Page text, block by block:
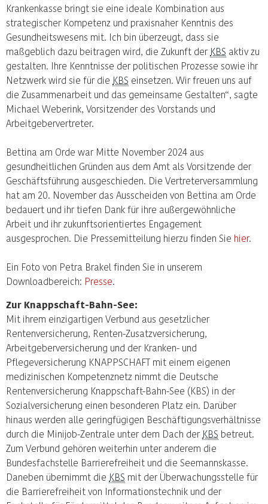
Krankenkasse bringt sie eine ideale Kombination aus
strategischer Kompetenz und praxisnaher Kenntnis des
Gesundheitswesens mit. Ich bin überzeugt, dass sie
maßgeblich dazu beitragen wird, die Zukunft der KBS aktiv zu
gestalten. Ihre Kenntnisse der politischen Prozesse sowie ihr
Netzwerk wird sie für die KBS einsetzen. Wir freuen uns auf
die Zusammenarbeit und das gemeinsame Gestalten“, sagte
Michael Weberink, Vorsitzender des Vorstands und
Arbeitgebervertreter.
Bettina am Orde war Mitte November 2024 aus
gesundheitlichen Gründen aus dem Amt als Vorsitzende der
Geschäftsführung ausgeschieden. Die Vertreterversammlung
hat am 20. November das Ausscheiden von Bettina am Orde
bedauert und ihr tiefen Dank für ihre außergewöhnliche
Arbeit und ihr zukunftsorientiertes Engagement
ausgesprochen. Die Pressemitteilung hierzu finden Sie hier.
Ein Foto von Petra Brakel finden Sie in unserem
Downloadbereich: Presse.
Zur Knappschaft-Bahn-See:
Mit ihrem einzigartigen Verbund aus gesetzlicher
Rentenversicherung, Renten-Zusatzversicherung,
Arbeitgeberversicherung und der Kranken- und
Pflegeversicherung KNAPPSCHAFT mit einem eigenen
medizinischen Kompetenznetz nimmt die Deutsche
Rentenversicherung Knappschaft-Bahn-See (KBS) in der
Sozialversicherung einen besonderen Platz ein. Darüber
hinaus werden alle geringfügigen Beschäftigungsverhältnisse
durch die Minijob-Zentrale unter dem Dach der KBS betreut.
Zum Verbund gehören weiterhin unter anderem die
Bundesfachstelle Barrierefreiheit und die Seemannskasse.
Daneben übernimmt die KBS mit der Überwachungsstelle für
die Barrierefreiheit von Informationstechnik und der